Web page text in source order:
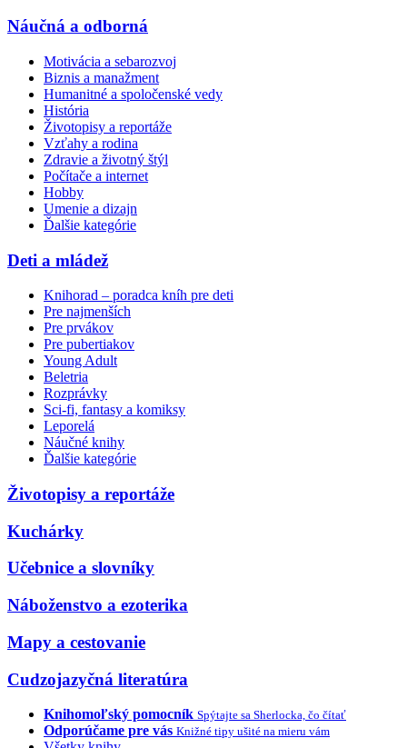
Náučná a odborná
Motivácia a sebarozvoj
Biznis a manažment
Humanitné a spoločenské vedy
História
Životopisy a reportáže
Vzťahy a rodina
Zdravie a životný štýl
Počítače a internet
Hobby
Umenie a dizajn
Ďalšie kategórie
Deti a mládež
Knihorad – poradca kníh pre deti
Pre najmenších
Pre prvákov
Pre pubertiakov
Young Adult
Beletria
Rozprávky
Sci-fi, fantasy a komiksy
Leporelá
Náučné knihy
Ďalšie kategórie
Životopisy a reportáže
Kuchárky
Učebnice a slovníky
Náboženstvo a ezoterika
Mapy a cestovanie
Cudzojazyčná literatúra
Knihomoľský pomocník Spýtajte sa Sherlocka, čo čítať
Odporúčame pre vás Knižné tipy ušité na mieru vám